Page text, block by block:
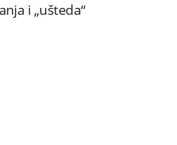
i „ušteda“